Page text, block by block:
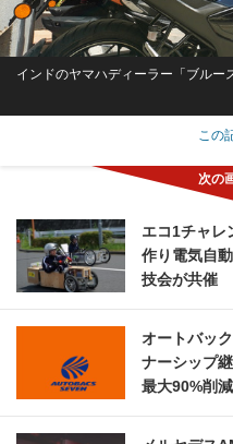
インドのヤマハディーラー「ブルー
この
エコ1チャレ
作り電気自
技会が共催
オートバッ
ナーシップ
最大90%削減